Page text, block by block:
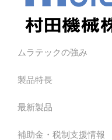
ムラテックの強み
製品特長
最新製品
補助金・税制支援情報